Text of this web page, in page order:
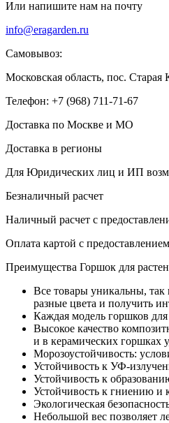
Или напишите нам на почту
info@eragarden.ru
Самовывоз:
Московская область, пос.
Телефон: +7 (968) 711-71-67
Доставка по Москве и МО
Доставка в регионы
Для Юридических лиц и ИП
Безналичный расчет
Наличный расчет с
Оплата картой с
Преимущества Горшок для
Все товары уникальны,
разные цвета и получить
Каждая модель горшков
Высокое качество
и в керамических горшках
Морозоустойчивость:
Устойчивость к УФ-
Устойчивость к
Устойчивость к гниению и
Экологическая
Небольшой вес позволяет